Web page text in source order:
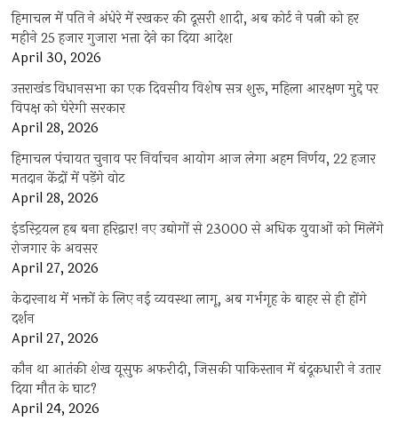
हिमाचल में पति ने अंधेरे में रखकर की दूसरी शादी, अब कोर्ट ने पत्नी को हर
महीने 25 हजार गुजारा भत्ता देने का दिया आदेश
April 30, 2026
उत्तराखंड विधानसभा का एक दिवसीय विशेष सत्र शुरू, महिला आरक्षण मुद्दे पर
विपक्ष को घेरेगी सरकार
April 28, 2026
हिमाचल पंचायत चुनाव पर निर्वाचन आयोग आज लेगा अहम निर्णय, 22 हजार
मतदान केंद्रों में पड़ेंगे वोट
April 28, 2026
इंडस्ट्रियल हब बना हरिद्वार! नए उद्योगों से 23000 से अधिक युवाओं को मिलेंगे
रोजगार के अवसर
April 27, 2026
केदारनाथ में भक्तों के लिए नई व्यवस्था लागू, अब गर्भगृह के बाहर से ही होंगे
दर्शन
April 27, 2026
कौन था आतंकी शेख यूसुफ अफरीदी, जिसकी पाकिस्तान में बंदूकधारी ने उतार
दिया मौत के घाट?
April 24, 2026